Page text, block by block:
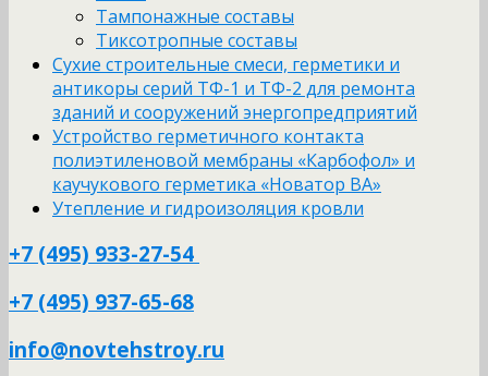
Тампонажные составы
Тиксотропные составы
Сухие строительные смеси, герметики и
антикоры серий ТФ-1 и ТФ-2 для ремонта
зданий и сооружений энергопредприятий
Устройство герметичного контакта
полиэтиленовой мембраны «Карбофол» и
каучукового герметика «Новатор ВА»
Утепление и гидроизоляция кровли
+7 (495) 933-27-54
+7 (495) 937-65-68
info@novtehstroy.ru